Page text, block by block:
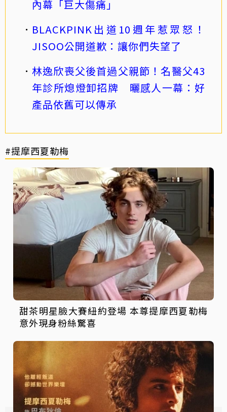
內幕「巨大傷痛」
BLACKPINK出道10週年惹眾怒！
JISOO公開道歉：讓你們失望了
林逸欣喪父後首過父親節！名醫父43
年診所熄燈卸招牌 曬感人一幕：好
產品依舊可以傳承
#提摩西夏勒梅
甜茶明星臉大賽紐約登場 本尊提摩西夏勒梅
意外現身粉絲驚喜